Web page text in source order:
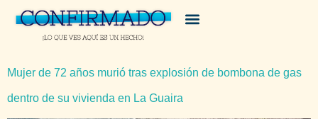
Mujer de 72 años murió tras explosión de bombona de gas
dentro de su vivienda en La Guaira